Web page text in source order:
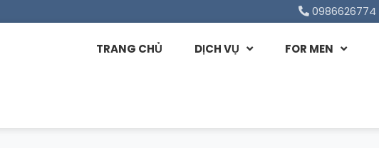
0986626774
TRANG CHỦ DỊCH VỤ FOR MEN